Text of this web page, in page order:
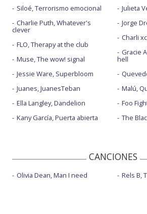
Siloé, Terrorismo emocional
Charlie Puth, Whatever's
clever
FLO, Therapy at the club
Muse, The wow! signal
Jessie Ware, Superbloom
Juanes, JuanesTeban
Ella Langley, Dandelion
Kany García, Puerta abierta
Julieta
Jorge
Charli
Gracie
hell
Malú,
Foo
The
CANCIONES
Olivia Dean, Man I need Rels B,